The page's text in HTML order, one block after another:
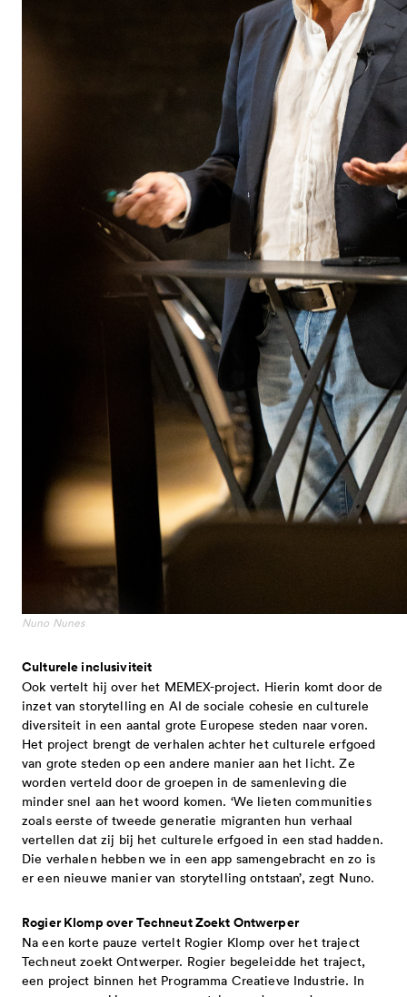
Nuno Nunes
Culturele inclusiviteit
Ook vertelt hij over het MEMEX-project. Hierin komt door de
inzet van storytelling en AI de sociale cohesie en culturele
diversiteit in een aantal grote Europese steden naar voren.
Het project brengt de verhalen achter het culturele erfgoed
van grote steden op een andere manier aan het licht. Ze
worden verteld door de groepen in de samenleving die
minder snel aan het woord komen. ‘We lieten communities
zoals eerste of tweede generatie migranten hun verhaal
vertellen dat zij bij het culturele erfgoed in een stad hadden.
Die verhalen hebben we in een app samengebracht en zo is
er een nieuwe manier van storytelling ontstaan’, zegt Nuno.
Rogier Klomp over Techneut Zoekt Ontwerper
Na een korte pauze vertelt Rogier Klomp over het traject
Techneut zoekt Ontwerper. Rogier begeleidde het traject,
een project binnen het Programma Creatieve Industrie. In